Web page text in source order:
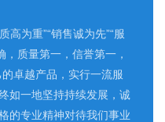
高为重”“销售诚为先”“服
，质量第一，信誉第一，
卓越产品，实行一流服
如一地坚持持续发展，诚
的专业精神对待我们事业